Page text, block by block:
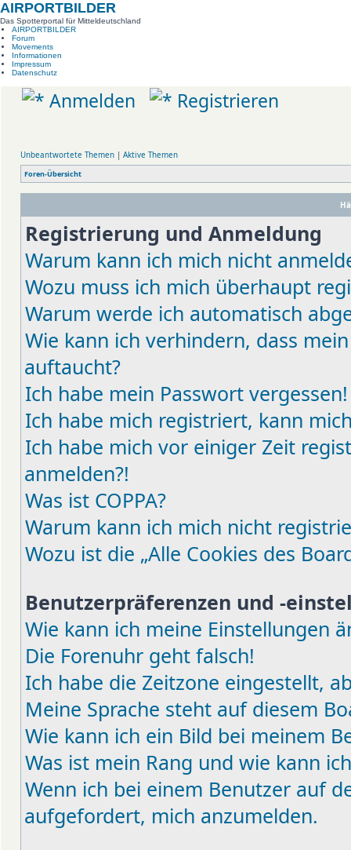
AIRPORTBILDER
Das Spotterportal für Mitteldeutschland
AIRPORTBILDER
Forum
Movements
Informationen
Impressum
Datenschutz
Anmelden Registrieren
Unbeantwortete Themen | Aktive Themen
Foren-Übersicht
Registrierung und Anmeldung
Warum kann ich mich nicht
Wozu muss ich mich überhaupt
Warum werde ich automatisch
Wie kann ich verhindern, dass
auftaucht?
Ich habe mein Passwort vergessen!
Ich habe mich registriert, kann
Ich habe mich vor einiger Zeit
anmelden?!
Was ist COPPA?
Warum kann ich mich nicht
Wozu ist die „Alle Cookies des
Benutzerpräferenzen und -
Wie kann ich meine Einstellungen
Die Forenuhr geht falsch!
Ich habe die Zeitzone eingestellt,
Meine Sprache steht auf diesem
Wie kann ich ein Bild bei meinem
Was ist mein Rang und wie kann
Wenn ich bei einem Benutzer auf
aufgefordert, mich anzumelden.